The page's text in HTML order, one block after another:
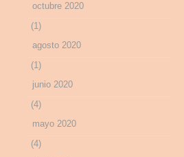
octubre 2020
(1)
agosto 2020
(1)
junio 2020
(4)
mayo 2020
(4)